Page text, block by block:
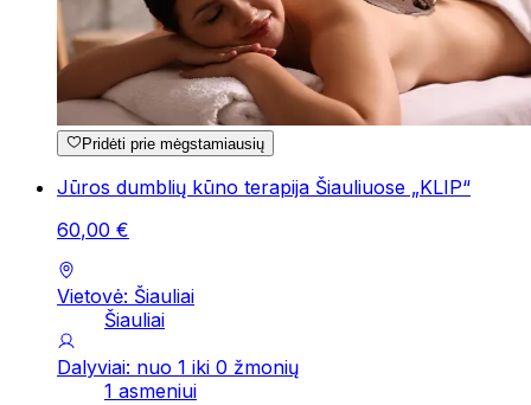
Pridėti prie mėgstamiausių
Jūros dumblių kūno terapija Šiauliuose „KLIP“
60,00 €
Vietovė: Šiauliai
Šiauliai
Dalyviai: nuo 1 iki 0 žmonių
1 asmeniui